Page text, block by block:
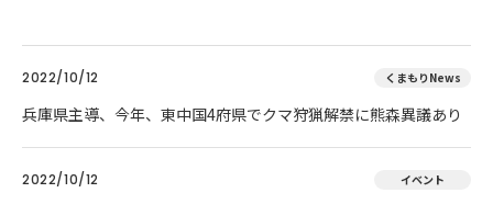
2022/10/12 くまもりNews
兵庫県主導、今年、東中国4府県でクマ狩猟解禁に熊森異議あり
2022/10/12 イベント